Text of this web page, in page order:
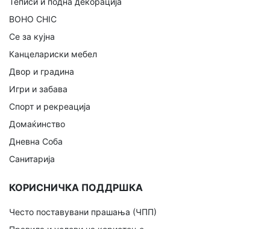
BOHO CHIC
Се за кујна
Канцелариски мебел
Двор и градина
Игри и забава
Спорт и рекреација
Домаќинство
Дневна Соба
Санитарија
КОРИСНИЧКА ПОДДРШКА
Често поставувани прашања (ЧПП)